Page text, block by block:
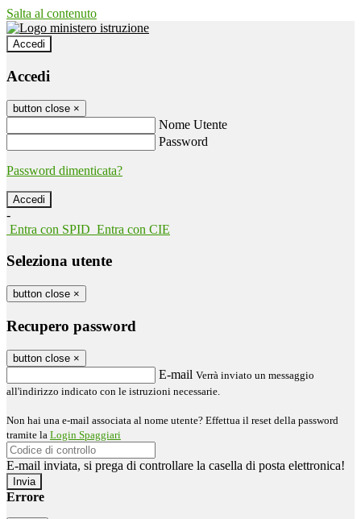
Salta al contenuto
Accedi
Accedi
button close ×
Nome Utente
Password
Password dimenticata?
-
Entra con SPID Entra con CIE
Seleziona utente
button close ×
Recupero password
button close ×
E-mail Verrà inviato un messaggio
all'indirizzo indicato con le istruzioni necessarie.
Non hai una e-mail associata al nome utente? Effettua il reset della password
tramite la Login Spaggiari
E-mail inviata, si prega di controllare la casella di posta elettronica!
Errore